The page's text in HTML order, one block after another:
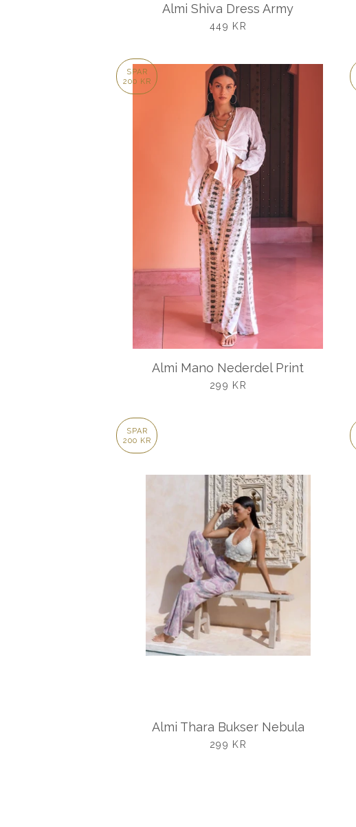
Almi Shiva Dress Army
UDSALGSPRIS
449 KR
SPAR
200 KR
Almi Mano Nederdel Print
UDSALGSPRIS
299 KR
SPAR
200 KR
Almi Thara Bukser Nebula
UDSALGSPRIS
299 KR